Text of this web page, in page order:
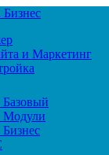
и Маркетинг
Модули